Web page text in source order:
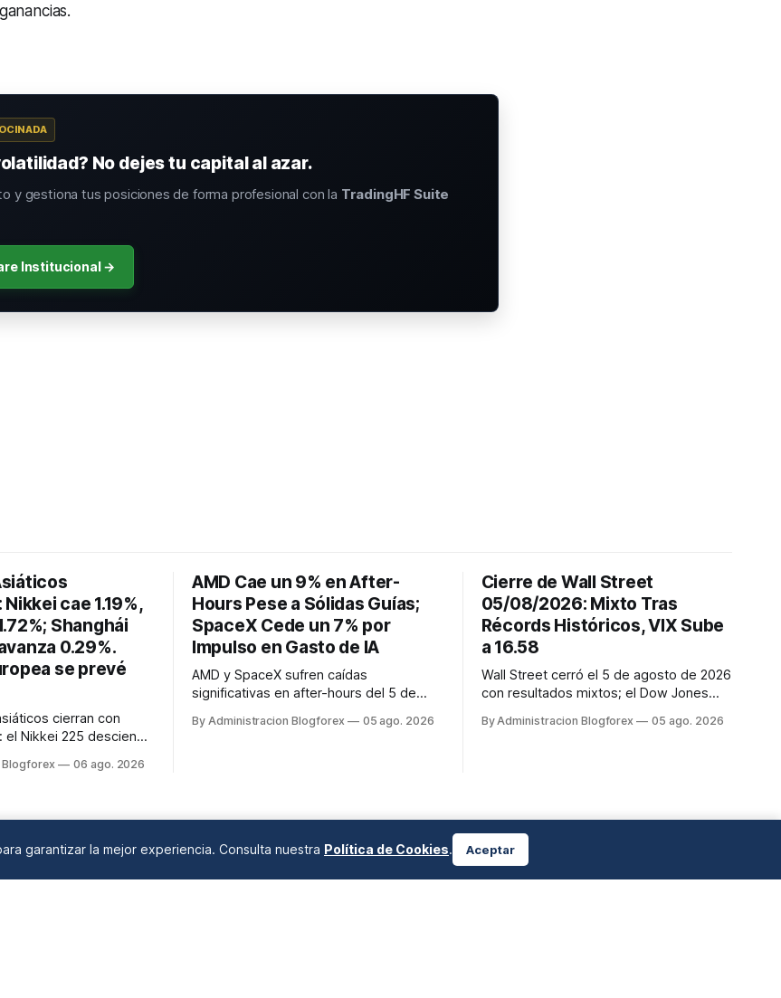
No dejes tu capital al azar.
y gestiona tus posiciones de forma profesional con la TradingHF Suite
Institucional →
cae 1.19%,
Shanghái
0.29%.
se prevé
cierran con
Nikkei 225 desciende
liquidación de valores
europea se pe...
06 ago. 2026
AMD Cae un 9% en After-
Hours Pese a Sólidas Guías;
SpaceX Cede un 7% por
Impulso en Gasto de IA
AMD y SpaceX sufren caídas
significativas en after-hours del 5 de
superaron algunas expectativas,
By Administracion Blogforex 05 ago. 2026
Cierre de Wall Street
05/08/2026: Mixto Tras
Récords Históricos, VIX Sube
a 16.58
Wall Street cerró el 5 de agosto de 2026
con resultados mixtos; el Dow Jones
S&P 500 cayó 0.2% a 7,723.55 y el
By Administracion Blogforex 05 ago. 2026
garantizar la mejor experiencia. Consulta nuestra Política de Cookies. Aceptar